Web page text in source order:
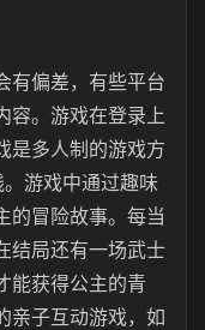
有偏差，有些平台
容。游戏在登录上
是多人制的游戏方
游戏中通过趣味
的冒险故事。每当
结局还有一场武士
能获得公主的青
亲子互动游戏，如